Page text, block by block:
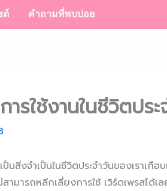
ต์ คำถามที่พบบ่อย
รใช้งานในชีวิตประ
งจำเป็นในชีวิตประจำวันของเราเกือ
มารถหลีกเลี่ยงการใช้ เวิร์ดเพรสได้เ